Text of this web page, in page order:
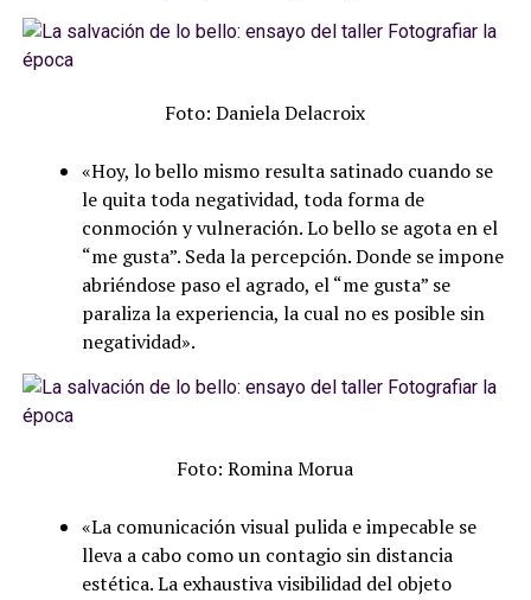
Foto: Daniela Delacroix
«Hoy, lo bello mismo resulta satinado cuando se
le quita toda negatividad, toda forma de
conmoción y vulneración. Lo bello se agota en el
“me gusta”. Seda la percepción. Donde se impone
abriéndose paso el agrado, el “me gusta” se
paraliza la experiencia, la cual no es posible sin
negatividad».
Foto: Romina Morua
«La comunicación visual pulida e impecable se
lleva a cabo como un contagio sin distancia
estética. La exhaustiva visibilidad del objeto